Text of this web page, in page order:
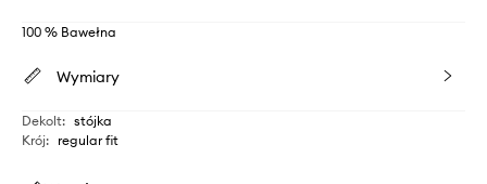
100 % Bawełna
Wymiary
Dekolt: stójka
Krój: regular fit